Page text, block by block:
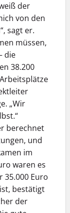
der
von den
sagt er.
müssen,
die
38.200
„Wir
berechnet
und
im
waren es
35.000 Euro
bestätigt
der